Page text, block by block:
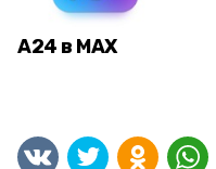
А24 в MAX